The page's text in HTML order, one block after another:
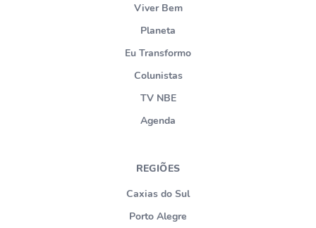
Viver Bem
Planeta
Eu Transformo
Colunistas
TV NBE
Agenda
REGIÕES
Caxias do Sul
Porto Alegre